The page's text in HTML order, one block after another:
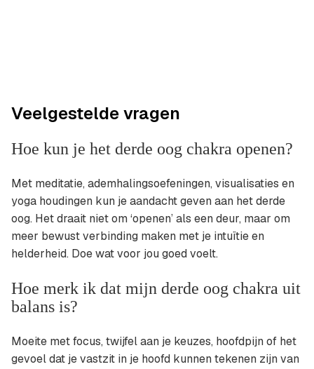
Veelgestelde vragen
Hoe kun je het derde oog chakra openen?
Met meditatie, ademhalingsoefeningen, visualisaties en
yoga houdingen kun je aandacht geven aan het derde
oog. Het draait niet om ‘openen’ als een deur, maar om
meer bewust verbinding maken met je intuïtie en
helderheid. Doe wat voor jou goed voelt.
Hoe merk ik dat mijn derde oog chakra uit
balans is?
Moeite met focus, twijfel aan je keuzes, hoofdpijn of het
gevoel dat je vastzit in je hoofd kunnen tekenen zijn van